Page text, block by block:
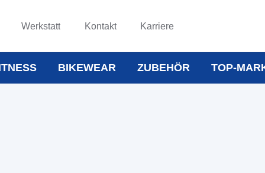
Werkstatt Kontakt Karriere
BIKEWEAR ZUBEHÖR TOP-